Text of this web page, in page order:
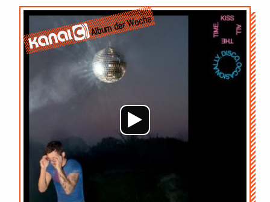
Album der Woche
Audio-
Player